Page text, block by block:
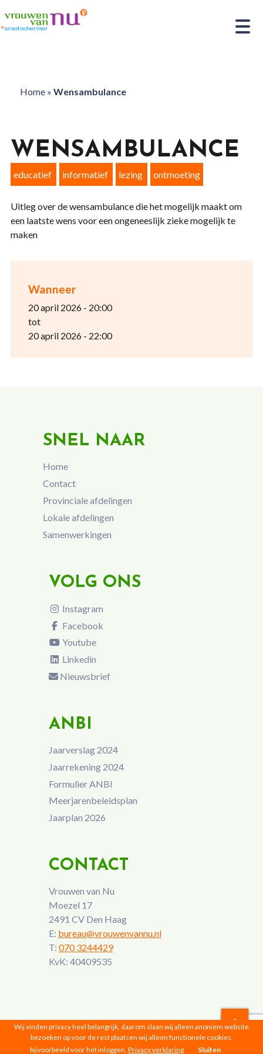
Home» Wensambulance
Wanneer
20 april 2026 - 20:00
tot
20 april 2026 - 22:00
WENSAMBULANCE
educatief informatief lezing ontmoeting
Uitleg over de wensambulance die het mogelijk maakt om
een laatste wens voor een ongeneeslijk zieke mogelijk te
maken
SNEL NAAR
Home
Contact
Provinciale afdelingen
Lokale afdelingen
Samenwerkingen
VOLG ONS
Instagram
Facebook
Youtube
Linkedin
Nieuwsbrief
ANBI
Jaarverslag 2024
Jaarrekening 2024
Formulier ANBI
Meerjarenbeleidsplan
Jaarplan 2026
CONTACT
Vrouwen van Nu
Moezel 17
2491 CV Den Haag
E: bureau@vrouwenvannu.nl
T: 070 3244429
KvK: 40409535
Vrouwen van Nu © 2026 |Privacyverklaring
Wij vinden privacy heel belangrijk, daarom slaan wij alleen anoniem website
bezoeken op voor de rest plaatsen wij alleen functionele cookies,
bijvoorbeeld voor het inloggen. Privacy verklaring Sluiten